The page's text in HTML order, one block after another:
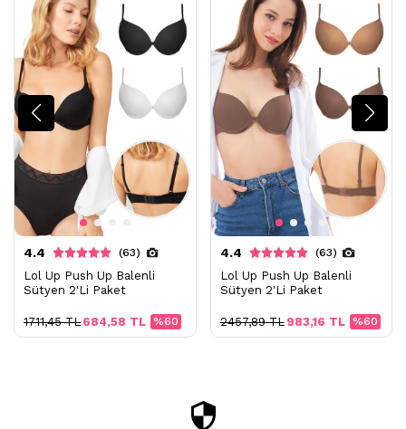
- Ütülenemez. Buharlı işlemler yapılamaz
- Kuru temizleme işlemine izin verilemez.
- Lekelerin çözücülerle giderilmesine izin verilmez
- Tamburlu kurutma yapılmaz.
4.4 (63)
Lol Up Push Up Balenli
Sütyen 2'Li Paket
%60
684,58 TL
1711,45 TL
4.4 (63)
Lol Up Push Up Balenli
Sütyen 2'Li Paket
%60
983,16 TL
2457,89 TL